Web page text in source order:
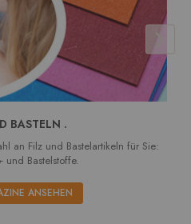
BASTELN .
an Filz und Bastelartikeln für Sie:
und Bastelstoffe.
ANSEHEN